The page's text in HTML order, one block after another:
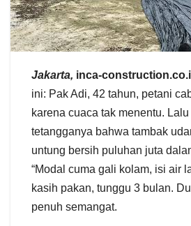
Jakarta, inca-
ini: Pak Adi, 42 tahun, petani
karena cuaca tak menentu.
tetangganya bahwa tambak
untung bersih puluhan juta
“Modal cuma gali kolam, isi air
kasih pakan, tunggu 3 bulan.
penuh semangat.